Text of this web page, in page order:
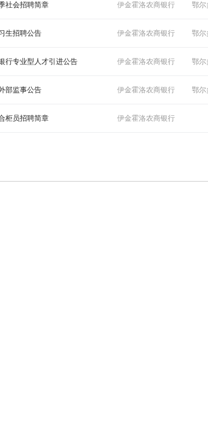
社会招聘简章 伊金霍洛农商银行
招聘
鄂尔
生招聘公告 伊金霍洛农商银行
招聘
鄂尔
行专业型人才引进公告 伊金霍洛农商银行
招聘
鄂尔
部监事公告 伊金霍洛农商银行
招聘
鄂尔
柜员招聘简章 伊金霍洛农商银行